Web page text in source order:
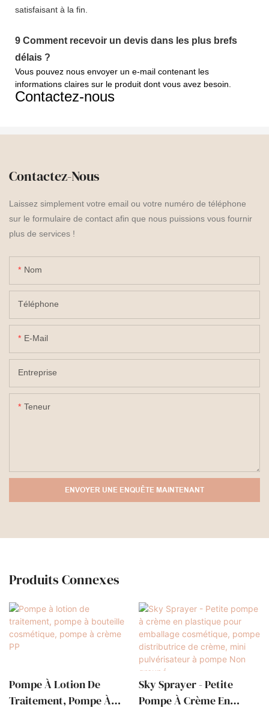
satisfaisant à la fin.
9 Comment recevoir un devis dans les plus brefs
délais ?
Vous pouvez nous envoyer un e-mail contenant les
informations claires sur le produit dont vous avez besoin.
Contactez-nous
Contactez-Nous
Laissez simplement votre email ou votre numéro de téléphone
sur le formulaire de contact afin que nous puissions vous fournir
plus de services !
Nom
Téléphone
E-Mail
Entreprise
Teneur
ENVOYER UNE ENQUÊTE MAINTENANT
Produits Connexes
Pompe À Lotion De
Traitement, Pompe À
Sky Sprayer - Petite
Pompe À Crème En